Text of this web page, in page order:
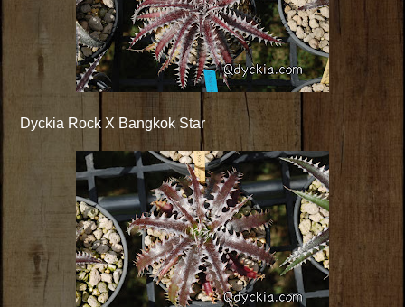
Dyckia Rock X Bangkok Star